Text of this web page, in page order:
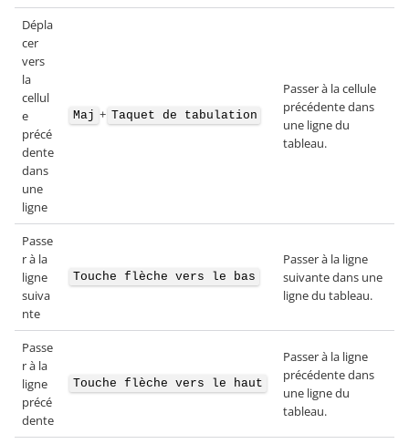
Dépla
cer
vers
la
cellul
e
précé
dente
dans
une
ligne
Maj + Taquet de tabulation
Passer à la cellule
précédente dans
une ligne du
tableau.
Passe
r à la
ligne
suiva
nte
Touche flèche vers le bas
Passer à la ligne
suivante dans une
ligne du tableau.
Passe
r à la
ligne
précé
dente
Touche flèche vers le haut
Passer à la ligne
précédente dans
une ligne du
tableau.